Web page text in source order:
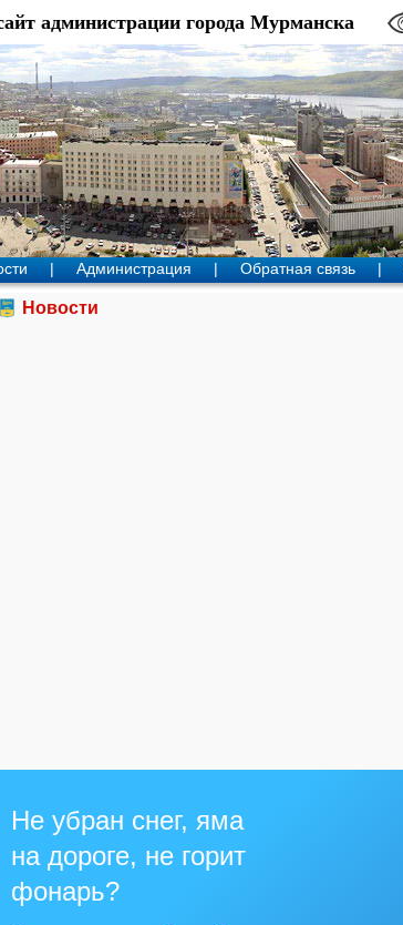
администрации города Мурманска
| Администрация | Обратная связь |
Новости
Не убран снег, яма
на дороге, не горит
фонарь?